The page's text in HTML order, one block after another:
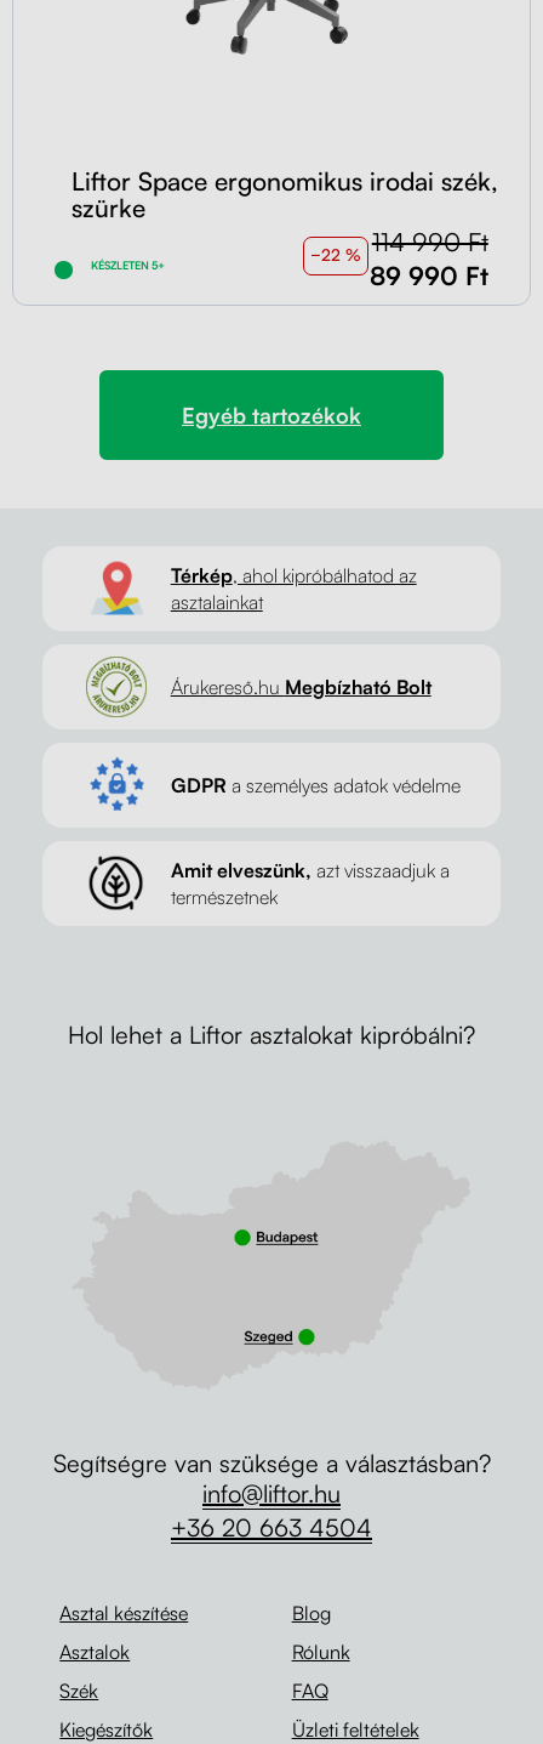
Liftor Space ergonomikus irodai szék,
szürke
KÉSZLETEN 5+
−22 % 114 990 Ft
89 990 Ft
Egyéb tartozékok
Térkép, ahol kipróbálhatod az
asztalainkat
Árukereső.hu Megbízható Bolt
GDPR a személyes adatok védelme
Amit elveszünk, azt visszaadjuk a
természetnek
Hol lehet a Liftor asztalokat kipróbálni?
Asztal készítése
Asztalok
Szék
Kiegészítők
Blog
Rólunk
FAQ
Üzleti feltételek
Segítségre van szüksége a választásban?
info@liftor.hu
+36 20 663 4504